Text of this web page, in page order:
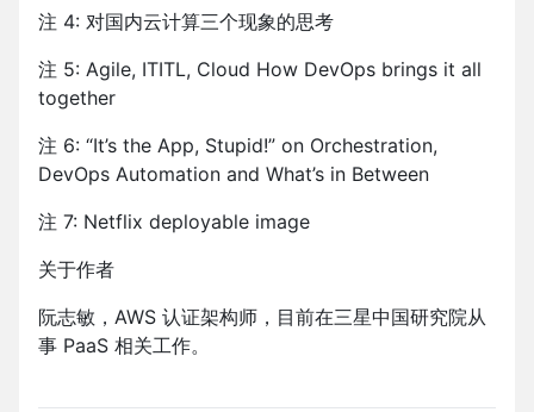
注 4: 对国内云计算三个现象的思考
注 5: Agile, ITITL, Cloud How DevOps brings it all
together
注 6: “It’s the App, Stupid!” on Orchestration,
DevOps Automation and What’s in Between
注 7: Netflix deployable image
关于作者
阮志敏，AWS 认证架构师，目前在三星中国研究院从
事 PaaS 相关工作。